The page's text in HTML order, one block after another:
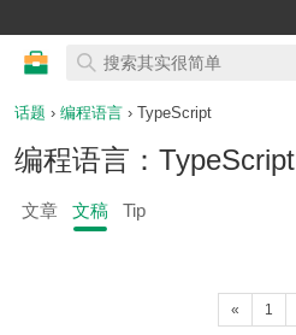
话题 › 编程语言 › TypeScript
编程语言：TypeScript
文章 文稿 Tip
« 1